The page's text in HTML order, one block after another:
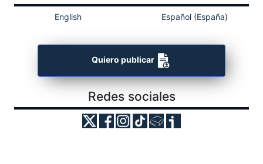
English Español (España)
Quiero publicar
Redes sociales